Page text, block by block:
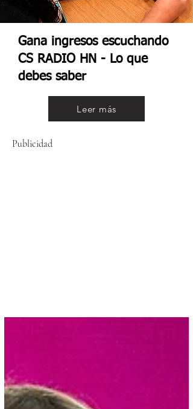
Gana ingresos escuchando
CS RADIO HN - Lo que
debes saber
Leer más
Publicidad